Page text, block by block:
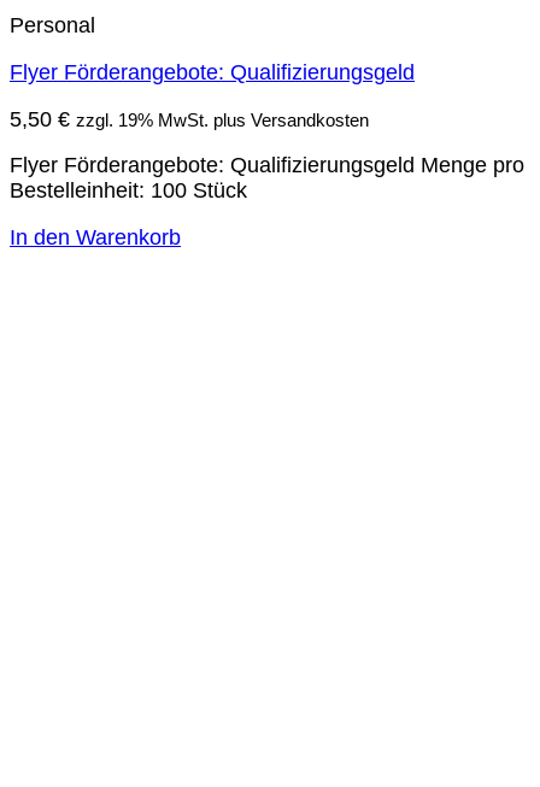
Personal
Flyer Förderangebote: Qualifizierungsgeld
5,50 € zzgl. 19% MwSt. plus Versandkosten
Flyer Förderangebote: Qualifizierungsgeld Menge pro
Bestelleinheit: 100 Stück
In den Warenkorb